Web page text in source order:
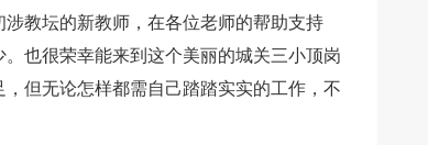
教坛的新教师，在各位老师的帮助支持
也很荣幸能来到这个美丽的城关三小顶岗
但无论怎样都需自己踏踏实实的工作，不